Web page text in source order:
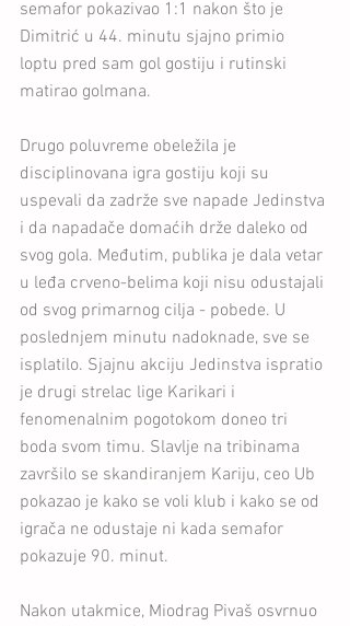
semafor pokazivao 1:1 nakon što je
Dimitrić u 44. minutu sjajno primio
loptu pred sam gol gostiju i rutinski
matirao golmana.
Drugo poluvreme obeležila je
disciplinovana igra gostiju koji su
uspevali da zadrže sve napade Jedinstva
i da napadače domaćih drže daleko od
svog gola. Međutim, publika je dala vetar
u leđa crveno-belima koji nisu odustajali
od svog primarnog cilja - pobede. U
poslednjem minutu nadoknade, sve se
isplatilo. Sjajnu akciju Jedinstva ispratio
je drugi strelac lige Karikari i
fenomenalnim pogotokom doneo tri
boda svom timu. Slavlje na tribinama
završilo se skandiranjem Kariju, ceo Ub
pokazao je kako se voli klub i kako se od
igrača ne odustaje ni kada semafor
pokazuje 90. minut.
Nakon utakmice, Miodrag Pivaš osvrnuo